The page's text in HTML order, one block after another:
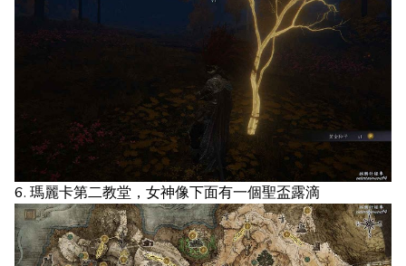
6. 瑪麗卡第二教堂，女神像下面有一個聖盃露滴